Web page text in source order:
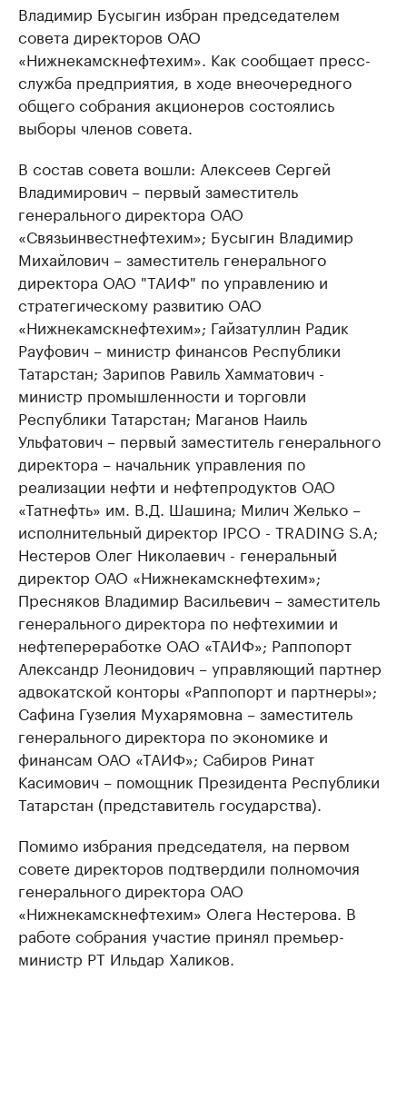
Владимир Бусыгин избран председателем
совета директоров ОАО
«Нижнекамскнефтехим». Как сообщает пресс-
служба предприятия, в ходе внеочередного
общего собрания акционеров состоялись
выборы членов совета.
В состав совета вошли: Алексеев Сергей
Владимирович – первый заместитель
генерального директора ОАО
«Связьинвестнефтехим»; Бусыгин Владимир
Михайлович – заместитель генерального
директора ОАО "ТАИФ" по управлению и
стратегическому развитию ОАО
«Нижнекамскнефтехим»; Гайзатуллин Радик
Рауфович – министр финансов Республики
Татарстан; Зарипов Равиль Хамматович -
министр промышленности и торговли
Республики Татарстан; Маганов Наиль
Ульфатович – первый заместитель генерального
директора – начальник управления по
реализации нефти и нефтепродуктов ОАО
«Татнефть» им. В.Д. Шашина; Милич Желько –
исполнительный директор IPCO - TRADING S.A;
Нестеров Олег Николаевич - генеральный
директор ОАО «Нижнекамскнефтехим»;
Пресняков Владимир Васильевич – заместитель
генерального директора по нефтехимии и
нефтепереработке ОАО «ТАИФ»; Раппопорт
Александр Леонидович – управляющий партнер
адвокатской конторы «Раппопорт и партнеры»;
Сафина Гузелия Мухарямовна – заместитель
генерального директора по экономике и
финансам ОАО «ТАИФ»; Сабиров Ринат
Касимович – помощник Президента Республики
Татарстан (представитель государства).
Помимо избрания председателя, на первом
совете директоров подтвердили полномочия
генерального директора ОАО
«Нижнекамскнефтехим» Олега Нестерова. В
работе собрания участие принял премьер-
министр РТ Ильдар Халиков.